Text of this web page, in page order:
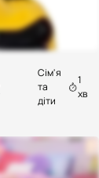
Сім'я
та
діти
1
хв